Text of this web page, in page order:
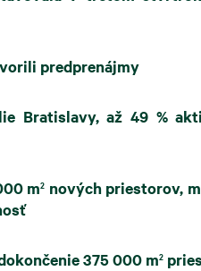
predprenájmy
Bratislavy, až 49 %
m2 nových priestorov,
375 000 m2